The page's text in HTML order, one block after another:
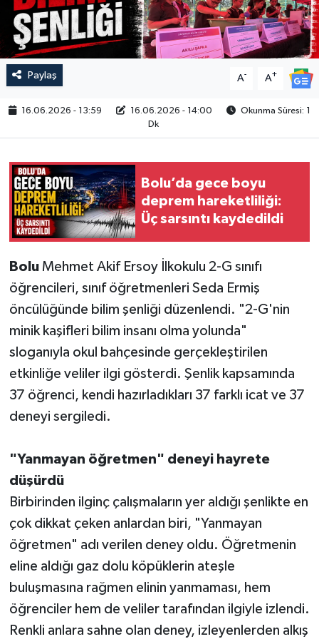
Paylaş A- A+
16.06.2026 - 13:59 16.06.2026 - 14:00
Okunma Süresi: 1
Dk
Bolu’da gece boyu
deprem hareketliliği:
Üç sarsıntı kaydedildi
BoluMehmet Akif Ersoy İlkokulu 2-G sınıfı
öğrencileri, sınıf öğretmenleri Seda Ermiş
öncülüğünde bilim şenliği düzenlendi. "2-G'nin
minik kaşifleri bilim insanı olma yolunda"
sloganıyla okul bahçesinde gerçekleştirilen
etkinliğe veliler ilgi gösterdi. Şenlik kapsamında
37 öğrenci, kendi hazırladıkları 37 farklı icat ve 37
deneyi sergiledi.
"Yanmayan öğretmen" deneyi hayrete
düşürdü
Birbirinden ilginç çalışmaların yer aldığı şenlikte en
çok dikkat çeken anlardan biri, "Yanmayan
öğretmen" adı verilen deney oldu. Öğretmenin
eline aldığı gaz dolu köpüklerin ateşle
buluşmasına rağmen elinin yanmaması, hem
öğrenciler hem de veliler tarafından ilgiyle izlendi.
Renkli anlara sahne olan deney, izleyenlerden alkış